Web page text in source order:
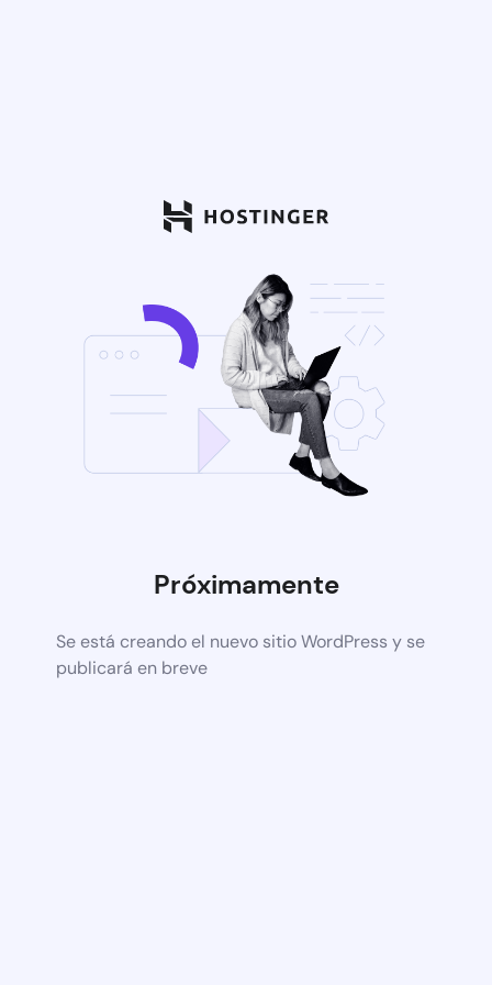
Próximamente
Se está creando el nuevo sitio WordPress y se
publicará en breve